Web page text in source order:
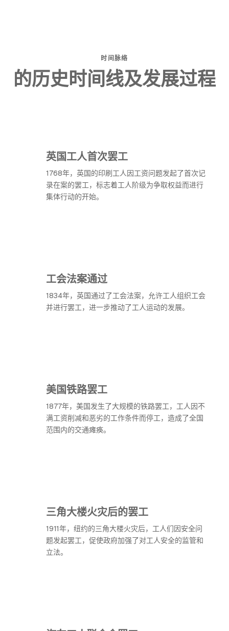
时间脉络
的历史时间线及发展过程
英国工人首次罢工
1768年，英国的印刷工人因工资问题发起了首次记
录在案的罢工，标志着工人阶级为争取权益而进行
集体行动的开始。
工会法案通过
1834年，英国通过了工会法案，允许工人组织工会
并进行罢工，进一步推动了工人运动的发展。
美国铁路罢工
1877年，美国发生了大规模的铁路罢工，工人因不
满工资削减和恶劣的工作条件而停工，造成了全国
范围内的交通瘫痪。
三角大楼火灾后的罢工
1911年，纽约的三角大楼火灾后，工人们因安全问
题发起罢工，促使政府加强了对工人安全的监管和
立法。